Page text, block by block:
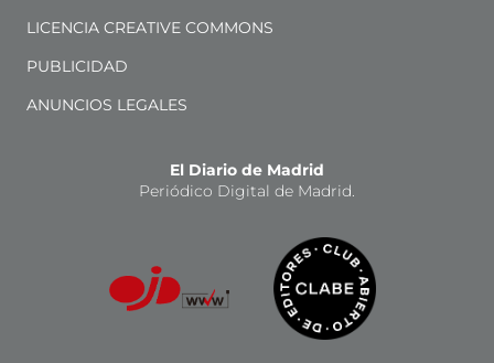
LICENCIA CREATIVE COMMONS
PUBLICIDAD
ANUNCIOS LEGALES
El Diario de Madrid
Periódico Digital de Madrid.